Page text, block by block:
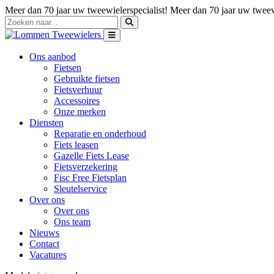
Meer dan 70 jaar uw tweewielerspecialist! Meer dan 70 jaar uw
Ons aanbod
Fietsen
Gebruikte fietsen
Fietsverhuur
Accessoires
Onze merken
Diensten
Reparatie en onderhoud
Fiets leasen
Gazelle Fiets Lease
Fietsverzekering
Fisc Free Fietsplan
Sleutelservice
Over ons
Over ons
Ons team
Nieuws
Contact
Vacatures